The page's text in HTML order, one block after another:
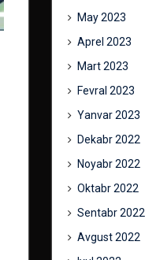
May 2023
Aprel 2023
Mart 2023
Fevral 2023
Yanvar 2023
Dekabr 2022
Noyabr 2022
Oktabr 2022
Sentabr 2022
Avgust 2022